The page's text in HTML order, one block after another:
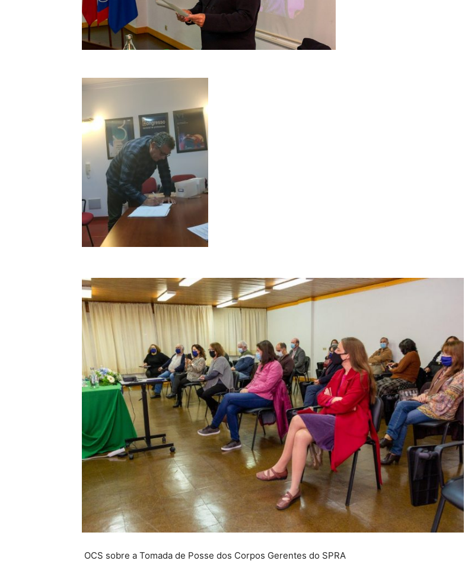
OCS sobre a Tomada de Posse dos Corpos Gerentes do SPRA